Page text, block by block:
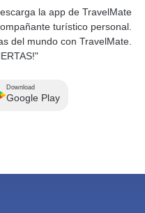
la app de TravelMate
turístico personal.
del mundo con TravelMate.
Download
Google Play